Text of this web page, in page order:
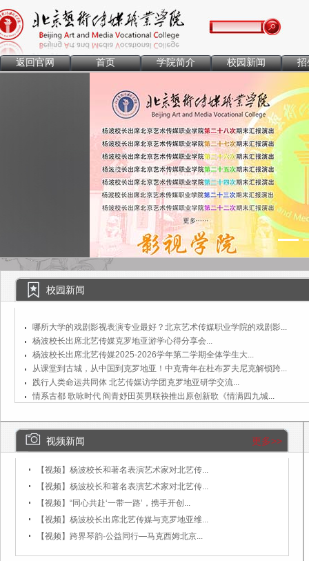
返回官网 首页 学院简介 校园新闻 招
Previous
校园新闻
哪所大学的戏剧影视表演专业最好？北京艺术传媒职业学院的戏剧影...
杨波校长出席北艺传媒克罗地亚游学心得分享会...
杨波校长出席北艺传媒2025-2026学年第二学期全体学生大...
从课堂到古城，从中国到克罗地亚！中克青年在杜布罗夫尼克解锁跨...
践行人类命运共同体 北艺传媒访学团克罗地亚研学交流...
情系古都 歌咏时代 阎青妤田英男联袂推出原创新歌《情满四九城...
更多>>
视频新闻
【视频】杨波校长和著名表演艺术家对北艺传...
2026-01-26
【视频】杨波校长和著名表演艺术家对北艺传...
2025-11-21
【视频】“同心共赴‘一带一路’，携手开创...
2025-11-07
【视频】杨波校长出席北艺传媒与克罗地亚维...
2025-11-07
【视频】跨界琴韵·公益同行—马克西姆北京...